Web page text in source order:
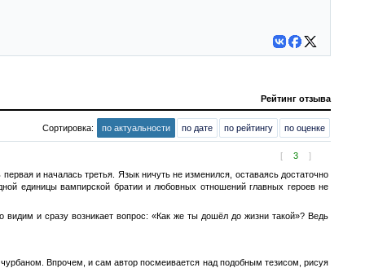
Рейтинг отзыва
Сортировка: по актуальности по дате по рейтингу по оценке
[ 3 ]
и началась третья. Язык ничуть не изменился, оставаясь достаточно
единицы вампирской братии и любовных отношений главных героев не
и сразу возникает вопрос: «Как же ты дошёл до жизни такой»? Ведь
Впрочем, и сам автор посмеивается над подобным тезисом, рисуя